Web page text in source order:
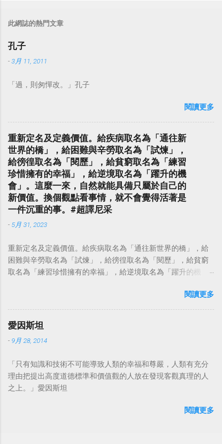
此網誌的熱門文章
孔子
-3月 11, 2011
「過，則匆憚改。」孔子
閱讀更多
重新定名及定義價值。給疾病取名為「通往新
世界的橋」，給困難與辛勞取名為「試煉」，
給徬徨取名為「閱歷」，給貧窮取名為「練習
珍惜擁有的幸福」，給逆境取名為「躍升的機
會」。這麼一來，自然就能具備只屬於自己的
新價值。換個觀點看事情，就不會覺得活著是
一件沉重的事。#超譯尼采
- 5月 31, 2023
重新定名及定義價值。給疾病取名為「通往新世界的橋」，給
困難與辛勞取名為「試煉」，給徬徨取名為「閱歷」，給貧窮
取名為「練習珍惜擁有的幸福」，給逆境取名為「躍升的機
點看事情，就不會覺得活著是一件沉重的事。#超譯尼采 — 中
華名言 - Chinese Quotes (@chinese_quotes) May 23, 2023
閱讀更多
愛因斯坦
- 9月 28, 2014
「只有知識和技術不可能導致人類的幸福和尊嚴，人類有充分
理由把提出高度道德標準和價值觀的人放在發現客觀真理的人
之上。」愛因斯坦
閱讀更多